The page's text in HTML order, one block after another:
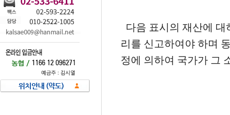
다음 표시의 재산에
리를 신고하여야 하며
정에 의하여 국가가 그